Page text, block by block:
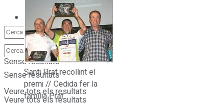
Sense resultats
Veure tots els resultats
L’Espieta
Sense resultats
Veure tots els resultats
Santi Prat recollint el
premi // Cedida fer la
família Prat